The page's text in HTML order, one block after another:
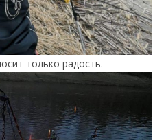
только радость.